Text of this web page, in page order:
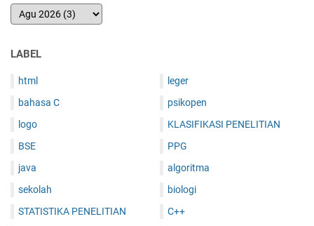
LABEL
html
bahasa C
logo
BSE
java
sekolah
STATISTIKA PENELITIAN
leger
psikopen
KLASIFIKASI PENELITIAN
PPG
algoritma
biologi
C++